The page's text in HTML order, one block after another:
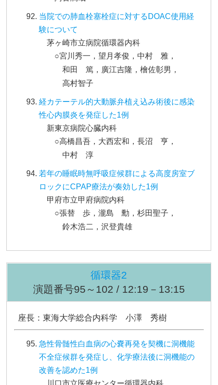
当院での肺血栓塞栓症に対するDOAC使用経
験について
茅ヶ崎市立病院循環器内科
○宮川秀一，望月孝俊，中村 雅，
和田 篤，廣江吉隆，檜佐彰男，
高村智子
経カテーテル的大動脈弁植え込み術後に感染
性心内膜炎を発症した1例
新東京病院心臓内科
○高橋昌吾，大西宏和，長沼 亨，
中村 淳
若年の睡眠時無呼吸症候群による高度房室ブ
ロックにCPAP療法が奏効した1例
甲府市立甲府病院内科
○張替 歩，瀧島 勳，杉田聖子，
鈴木浩二，沢登貴雄
循環器2
演題番号95～102 / 12:19－13:15
座長：東海大学総合内科学 小澤 秀樹
急性骨髄性白血病の心嚢再発を契機に洞機能
不全症候群を発症し、化学療法後に洞機能の
改善を認めた1例